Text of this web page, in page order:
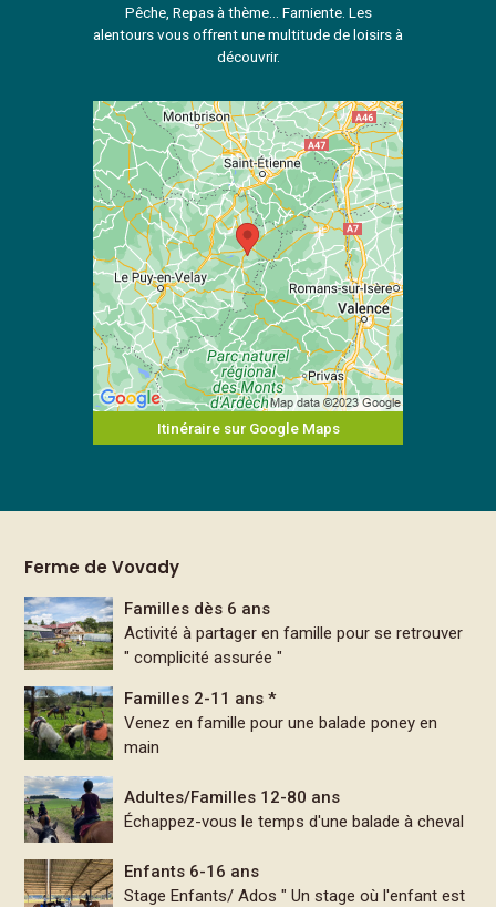
Pêche, Repas à thème… Farniente. Les
alentours vous offrent une multitude de loisirs à
découvrir.
Itinéraire sur Google Maps
Ferme de Vovady
Familles dès 6 ans
Activité à partager en famille pour se retrouver
" complicité assurée "
Familles 2-11 ans *
Venez en famille pour une balade poney en
main
Adultes/Familles 12-80 ans
Échappez-vous le temps d'une balade à cheval
Enfants 6-16 ans
Stage Enfants/ Ados " Un stage où l'enfant est